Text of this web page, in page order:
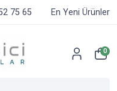
75 65 En Yeni Ürünler
0